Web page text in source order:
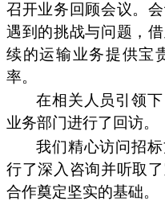
召开业务回顾会议。
遇到的挑战与问题，
续的运输业务提供宝
率。
在相关人员引领
业务部门进行了回访。
我们精心访问招
行了深入咨询并听取
合作奠定坚实的基础。